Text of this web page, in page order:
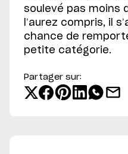
soulevé pas moins
l’aurez compris, il
chance de
petite catégorie.
Partager sur: